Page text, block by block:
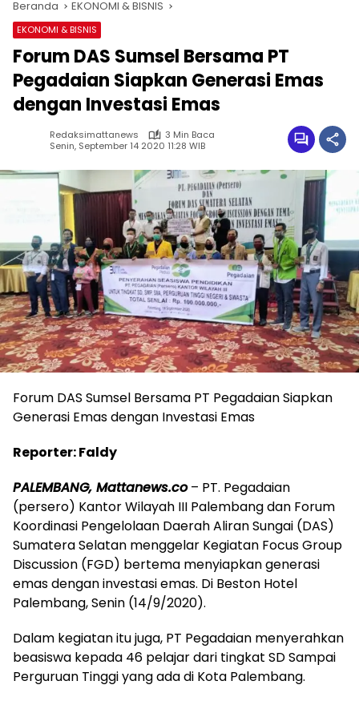
Beranda EKONOMI & BISNIS
EKONOMI & BISNIS
Forum DAS Sumsel Bersama PT
Pegadaian Siapkan Generasi Emas
dengan Investasi Emas
Redaksimattanews
3 Min Baca
Senin, September 14 2020 11:28 WIB
Forum DAS Sumsel Bersama PT Pegadaian Siapkan
Generasi Emas dengan Investasi Emas
Reporter: Faldy
PALEMBANG, Mattanews.co– PT. Pegadaian
(persero) Kantor Wilayah III Palembang dan Forum
Koordinasi Pengelolaan Daerah Aliran Sungai (DAS)
Sumatera Selatan menggelar Kegiatan Focus Group
Discussion (FGD) bertema menyiapkan generasi
emas dengan investasi emas. Di Beston Hotel
Palembang, Senin (14/9/2020).
Dalam kegiatan itu juga, PT Pegadaian menyerahkan
beasiswa kepada 46 pelajar dari tingkat SD Sampai
Perguruan Tinggi yang ada di Kota Palembang.